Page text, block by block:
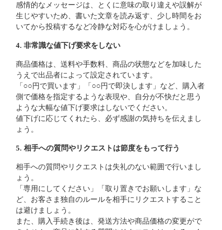
感情的なメッセージは、とくに意味の取り違えや誤解が
生じやすいため、書いた文章を読み返す、少し時間をお
いてから投稿するなど冷静な対応を心がけましょう。
4. 非常識な値下げ要求をしない
商品価格は、送料や手数料、商品の状態などを加味した
うえで出品者によって設定されています。
「○○円で買います」「○○円で即決します」など、購入者
側で価格を指定するような表現や、自分が不快だと思う
ような大幅な値下げ要求はしないでください。
値下げに応じてくれたら、必ず感謝の気持ちを伝えまし
ょう。
5. 相手への質問やリクエストは節度をもって行う
相手への質問やリクエストは失礼のない範囲で行いまし
ょう。
「専用にしてください」「取り置きでお願いします」な
ど、お客さま独自のルールを相手にリクエストすること
は避けましょう。
また、購入手続き後は、発送方法や商品価格の変更がで